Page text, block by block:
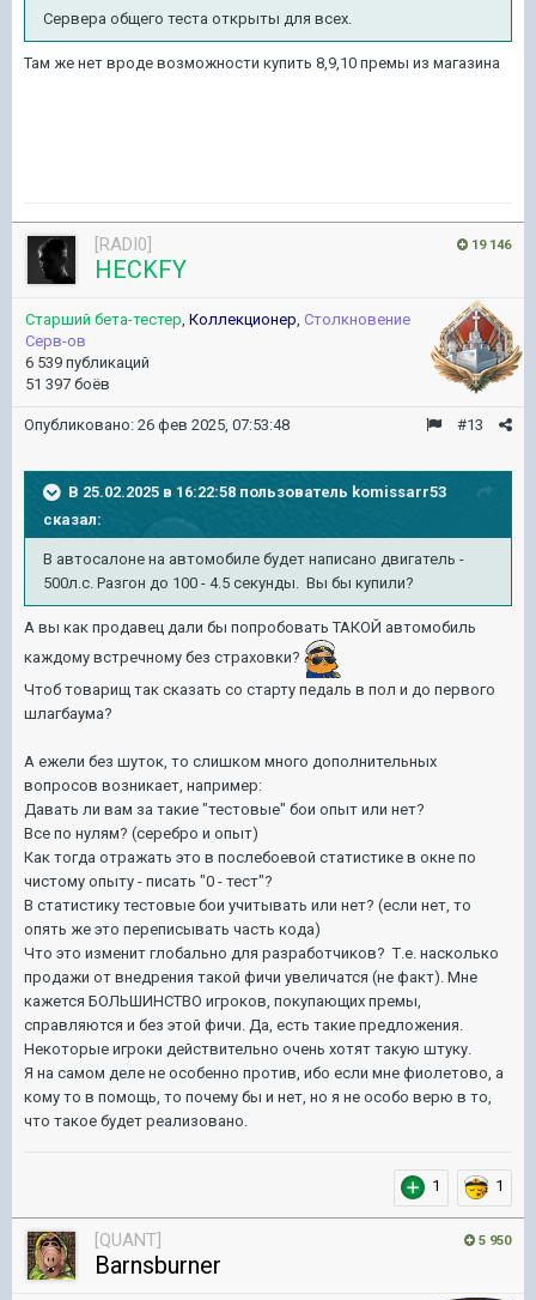
Сервера общего теста открыты для всех.
Там же нет вроде возможности купить 8,9,10 премы из магазина
19 146
[RADI0]
HECKFY
Старший бета-тестер Коллекционер Столкновение
Серв-ов
6 539 публикаций
51 397 боёв
#13
Опубликовано: 26 фев 2025, 07:53:48
В 25.02.2025 в 16:22:58 пользователь komissarr53
сказал:
В автосалоне на автомобиле будет написано двигатель -
500л.с. Разгон до 100 - 4.5 секунды. Вы бы купили?
А вы как продавец дали бы попробовать ТАКОЙ автомобиль
каждому встречному без страховки?
Чтоб товарищ так сказать со старту педаль в пол и до первого
шлагбаума?
А ежели без шуток, то слишком много дополнительных
вопросов возникает, например:
Давать ли вам за такие "тестовые" бои опыт или нет?
Все по нулям? (серебро и опыт)
Как тогда отражать это в послебоевой статистике в окне по
чистому опыту - писать "0 - тест"?
В статистику тестовые бои учитывать или нет? (если нет, то
опять же это переписывать часть кода)
Что это изменит глобально для разработчиков? Т.е. насколько
продажи от внедрения такой фичи увеличатся (не факт). Мне
кажется БОЛЬШИНСТВО игроков, покупающих премы,
справляются и без этой фичи. Да, есть такие предложения.
Некоторые игроки действительно очень хотят такую штуку.
Я на самом деле не особенно против, ибо если мне фиолетово, а
кому то в помощь, то почему бы и нет, но я не особо верю в то,
что такое будет реализовано.
1 1
5 950
[QUANT]
Barnsburner